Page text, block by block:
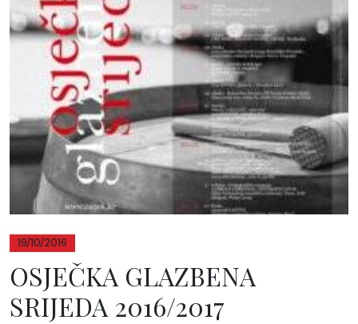
19/10/2016
OSJEČKA GLAZBENA
SRIJEDA 2016/2017